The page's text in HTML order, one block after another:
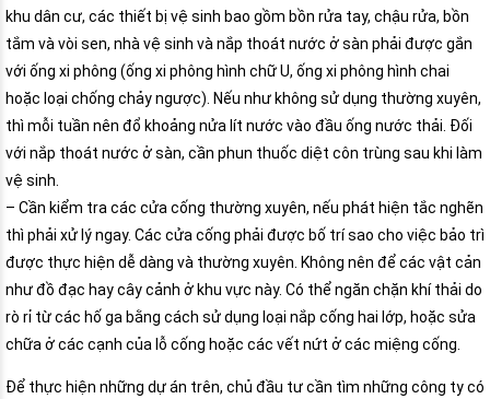
khu dân cư, các thiết bị vệ sinh bao gồm bồn rửa tay, chậu rửa, bồn
tắm và vòi sen, nhà vệ sinh và nắp thoát nước ở sàn phải được gắn
với ống xi phông (ống xi phông hình chữ U, ống xi phông hình chai
hoặc loại chống chảy ngược). Nếu như không sử dụng thường xuyên,
thì mỗi tuần nên đổ khoảng nửa lít nước vào đầu ống nước thải. Đối
với nắp thoát nước ở sàn, cần phun thuốc diệt côn trùng sau khi làm
vệ sinh.
– Cần kiểm tra các cửa cống thường xuyên, nếu phát hiện tắc nghẽn
thì phải xử lý ngay. Các cửa cống phải được bố trí sao cho việc bảo trì
được thực hiện dễ dàng và thường xuyên. Không nên để các vật cản
như đồ đạc hay cây cảnh ở khu vực này. Có thể ngăn chặn khí thải do
rò rỉ từ các hố ga bằng cách sử dụng loại nắp cống hai lớp, hoặc sửa
chữa ở các cạnh của lỗ cống hoặc các vết nứt ở các miệng cống.
Để thực hiện những dự án trên, chủ đầu tư cần tìm những công ty có